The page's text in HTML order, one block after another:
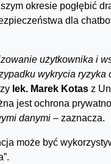
okresie pogłębić
dla
użytkownika i
wykrycia
lek. Marek Kotas z
jest ochrona
danymi – zaznacza.
może być